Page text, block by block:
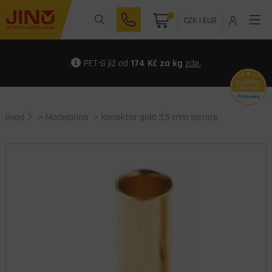
0 CZK| EUR
PET-G již od 174 Kč za kg zde.
Úvod > Modelařina > Konektor gold 3,5 mm samice